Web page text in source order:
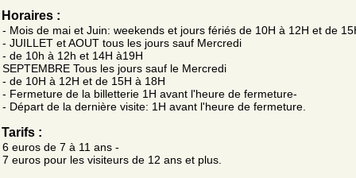
Horaires :
- Mois de mai et Juin: weekends et jours fériés de 10H à 12H et de
- JUILLET et AOUT tous les jours sauf Mercredi
- de 10h à 12h et 14H à19H
SEPTEMBRE Tous les jours sauf le Mercredi
- de 10H à 12H et de 15H à 18H
- Fermeture de la billetterie 1H avant l'heure de fermeture-
- Départ de la dernière visite: 1H avant l'heure de fermeture.
Tarifs :
6 euros de 7 à 11 ans -
7 euros pour les visiteurs de 12 ans et plus.